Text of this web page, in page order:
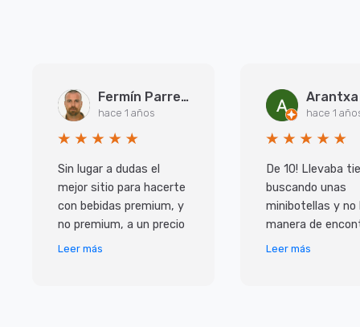
Fermín Parreño Torres
hace 1 años
Sin lugar a dudas el
mejor sitio para hacerte
con bebidas premium, y
no premium, a un precio
inmejorable. Pero lo que
Leer más
hace 1
De 10! Llevaba
buscando unas
minibotellas y no
manera de
y las que habian
Leer más